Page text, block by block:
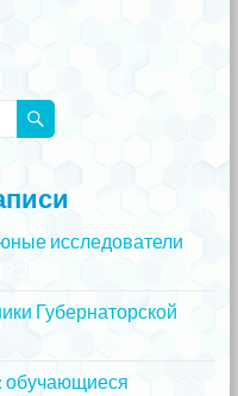
исследователи
Губернаторской
обучающиеся